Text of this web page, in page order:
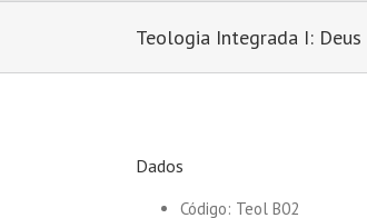
Teologia Integrada I: Deus
Dados
Código: Teol B02